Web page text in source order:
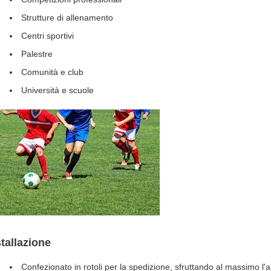
Strutture di allenamento
Centri sportivi
Palestre
Comunità e club
Università e scuole
Confezionato in rotoli per la spedizione, sfruttando al massimo